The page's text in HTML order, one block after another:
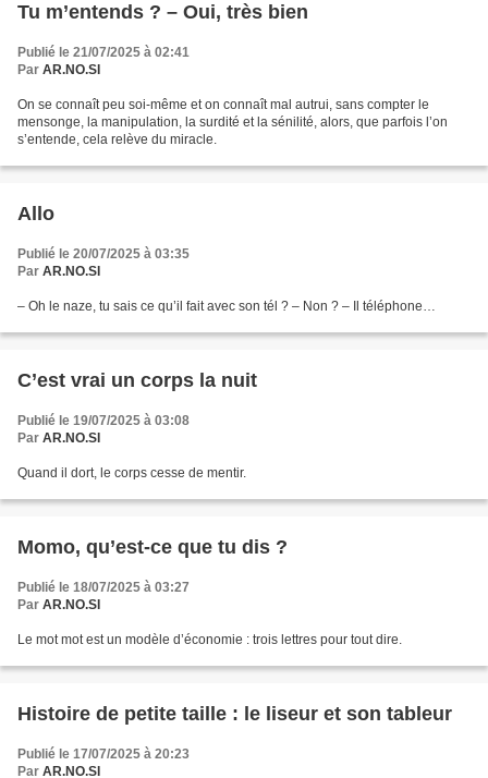
Tu m’entends ? – Oui, très bien
Publié le 21/07/2025 à 02:41
Par AR.NO.SI
On se connaît peu soi-même et on connaît mal autrui, sans compter le
mensonge, la manipulation, la surdité et la sénilité, alors, que parfois l’on
s’entende, cela relève du miracle.
Allo
Publié le 20/07/2025 à 03:35
Par AR.NO.SI
– Oh le naze, tu sais ce qu’il fait avec son tél ? – Non ? – Il téléphone…
C’est vrai un corps la nuit
Publié le 19/07/2025 à 03:08
Par AR.NO.SI
Quand il dort, le corps cesse de mentir.
Momo, qu’est-ce que tu dis ?
Publié le 18/07/2025 à 03:27
Par AR.NO.SI
Le mot mot est un modèle d’économie : trois lettres pour tout dire.
Histoire de petite taille : le liseur et son tableur
Publié le 17/07/2025 à 20:23
Par AR.NO.SI